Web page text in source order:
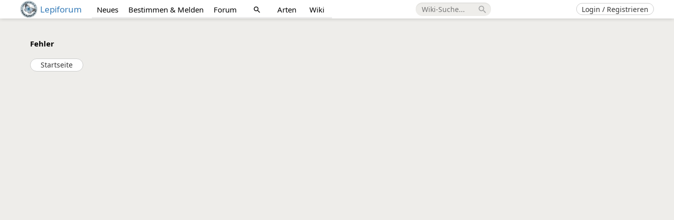
Lepiforum Neues Bestimmen & Melden Forum search Arten Wiki search Login / Registrieren
Fehler
Startseite